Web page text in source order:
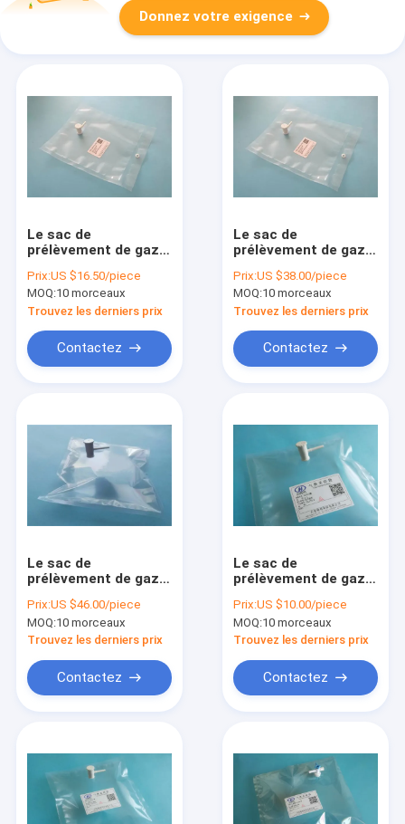
A propos de nous
Donnez votre exigence
Le sac de
prélèvement de gaz
PVF avec la valve du
septum pp de
silicone de valve de
pp comporte 3/16"
OD (4.76mm)
TDL71_4L
Prix:US $16.50/piece
MOQ:10 morceaux
Trouvez les derniers prix
Contactez
Le sac de
prélèvement de gaz
PVF avec la valve de
pp (septum de
silicone) comporte
3/16" OD
(4.76mm/7mm)
TDL71_25L
Prix:US $38.00/piece
MOQ:10 morceaux
Trouvez les derniers prix
Contactez
Le sac de
prélèvement de gaz
PVF avec la valve du
septum pp de
silicone de valve de
OD (4.76mm/7mm)
TDL71_40L
Prix:US $46.00/piece
MOQ:10 morceaux
Trouvez les derniers prix
Contactez
Le sac de
prélèvement de gaz
PVF avec la valve du
septum pp de
silicone de valve de
OD (4.76mm/7mm)
TDL71_0.5L
Prix:US $10.00/piece
MOQ:10 morceaux
Trouvez les derniers prix
Contactez